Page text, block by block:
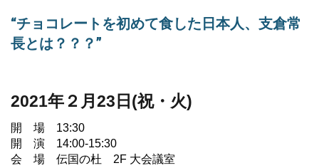
“チョコレートを初めて食した日本人、支倉常
長とは？？？”
2021年２月23日(祝・火)
開 場 13:30
開 演 14:00-15:30
会 場 伝国の杜 2F 大会議室